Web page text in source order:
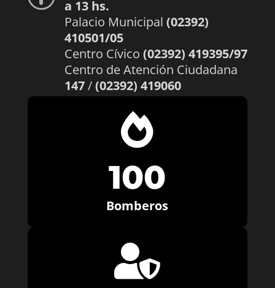
a 13 hs.
Palacio Municipal (02392)
410501/05
Centro Cívico (02392) 419395/97
Centro de Atención Ciudadana
147/(02392) 419060

100
Bomberos
